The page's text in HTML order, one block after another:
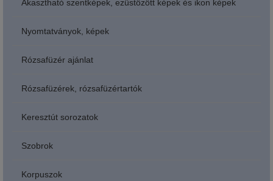
Akasztható szentképek, ezüstözött képek és ikon képek
Nyomtatványok, képek
Rózsafüzér ajánlat
Rózsafüzérek, rózsafüzértartók
Keresztút sorozatok
Szobrok
Korpuszok